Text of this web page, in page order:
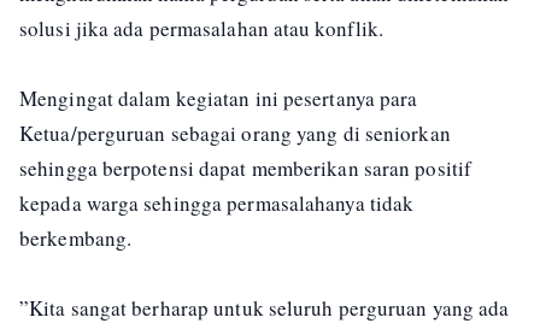
solusi jika ada permasalahan atau konflik.
Mengingat dalam kegiatan ini pesertanya para
Ketua/perguruan sebagai orang yang di seniorkan
sehingga berpotensi dapat memberikan saran positif
kepada warga sehingga permasalahanya tidak
berkembang.
”Kita sangat berharap untuk seluruh perguruan yang ada